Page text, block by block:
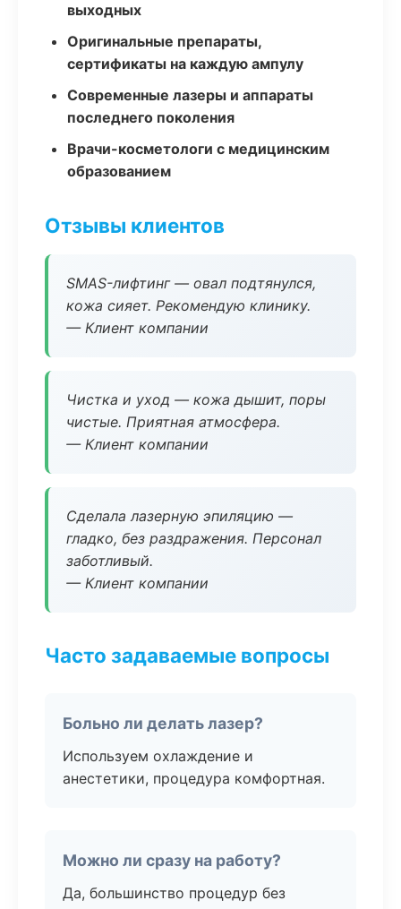
выходных
Оригинальные препараты,
сертификаты на каждую ампулу
Современные лазеры и аппараты
последнего поколения
Врачи-косметологи с медицинским
образованием
Отзывы клиентов
SMAS-лифтинг — овал подтянулся,
кожа сияет. Рекомендую клинику.
— Клиент компании
Чистка и уход — кожа дышит, поры
чистые. Приятная атмосфера.
— Клиент компании
Сделала лазерную эпиляцию —
гладко, без раздражения. Персонал
заботливый.
— Клиент компании
Часто задаваемые вопросы
Больно ли делать лазер?
Используем охлаждение и
анестетики, процедура комфортная.
Можно ли сразу на работу?
Да, большинство процедур без